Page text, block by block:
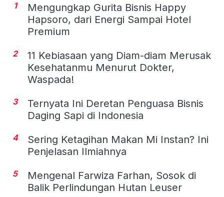
1
Mengungkap Gurita Bisnis Happy
Hapsoro, dari Energi Sampai Hotel
Premium
2
11 Kebiasaan yang Diam-diam Merusak
Kesehatanmu Menurut Dokter,
Waspada!
3
Ternyata Ini Deretan Penguasa Bisnis
Daging Sapi di Indonesia
4
Sering Ketagihan Makan Mi Instan? Ini
Penjelasan Ilmiahnya
5
Mengenal Farwiza Farhan, Sosok di
Balik Perlindungan Hutan Leuser